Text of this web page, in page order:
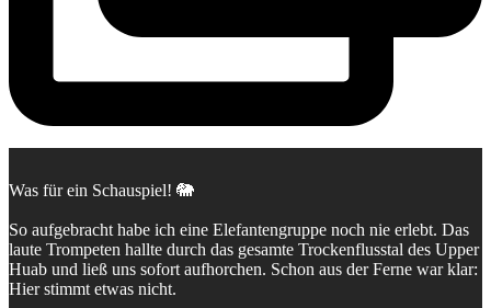
Was für ein Schauspiel! 🐘
So aufgebracht habe ich eine Elefantengruppe noch nie erlebt. Das
laute Trompeten hallte durch das gesamte Trockenflusstal des Upper
Huab und ließ uns sofort aufhorchen. Schon aus der Ferne war klar:
Hier stimmt etwas nicht.